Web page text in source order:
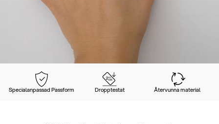
Specialanpassad Passform Dropptestat Återvunna material